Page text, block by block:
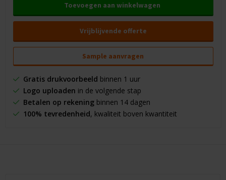
Toevoegen aan winkelwagen
Vrijblijvende offerte
Sample aanvragen
Gratis drukvoorbeeld binnen 1 uur
Logo uploaden in de volgende stap
Betalen op rekeningbinnen 14 dagen
100% tevredenheid, kwaliteit boven kwantiteit